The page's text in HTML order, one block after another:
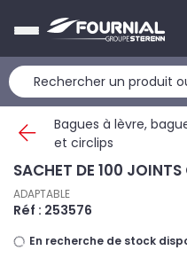
Bagues à lèvre,
et circlips
SACHET DE 100
ADAPTABLE
Réf : 253576
En recherche de stock